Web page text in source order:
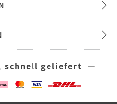
schnell geliefert —